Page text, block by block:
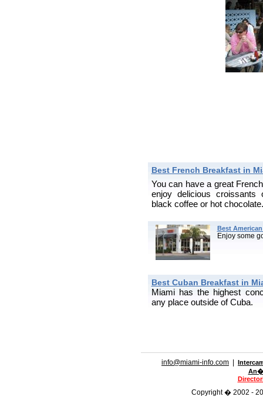
Best French Breakfast in
You can have a great
enjoy delicious croissants
black coffee or hot chocolate.
Best
Enjoy some
Best Cuban Breakfast in
Miami has the highest
any place outside of Cuba.
info@miami-info.com
Copyright � 2002 -